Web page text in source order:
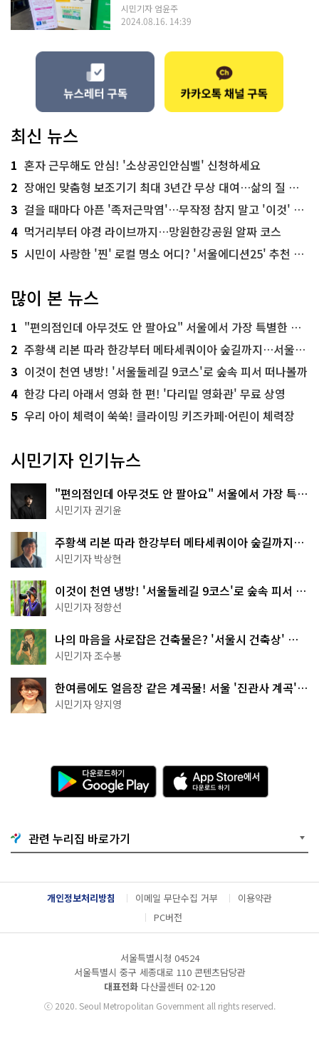
시민기자 엄윤주
2024.08.16. 14:39
최신 뉴스
1 혼자 근무해도 안심! '소상공인안심벨' 신청하세요
2 장애인 맞춤형 보조기기 최대 3년간 무상 대여…삶의 질 높인다
3 걸을 때마다 아픈 '족저근막염'…무작정 참지 말고 '이것' 해보세요!
4 먹거리부터 야경 라이브까지…망원한강공원 알짜 코스
5 시민이 사랑한 '찐' 로컬 명소 어디? '서울에디션25' 추천 코스
많이 본 뉴스
1 "편의점인데 아무것도 안 팔아요" 서울에서 가장 특별한 편의점의 정체
2 주황색 리본 따라 한강부터 메타세쿼이아 숲길까지…서울둘레길 15코스
3 이것이 천연 냉방! '서울둘레길 9코스'로 숲속 피서 떠나볼까
4 한강 다리 아래서 영화 한 편! '다리밑 영화관' 무료 상영
5 우리 아이 체력이 쑥쑥! 클라이밍 키즈카페·어린이 체력장
시민기자 인기뉴스
"편의점인데 아무것도 안 팔아요" 서울에서 가장 특별
한 편의점의 정체
시민기자 권기윤
주황색 리본 따라 한강부터 메타세쿼이아 숲길까지…
서울둘레길 15코스
시민기자 박상현
이것이 천연 냉방! '서울둘레길 9코스'로 숲속 피서 떠
나볼까
시민기자 정향선
나의 마음을 사로잡은 건축물은? '서울시 건축상' 수
상작 공개!
시민기자 조수봉
한여름에도 얼음장 같은 계곡물! 서울 '진관사 계곡'이
천국이네~
시민기자 양지영
다
운
로
기
G
o
g
l
e
A
p
p
e
서
다
운
관련 누리집 바로가기
개인정보처리방침 이메일 무단수집 거부
이용약관
PC버전
서울특별시청 04524
서울특별시 중구 세종대로 110 콘텐츠담당관
대표전화 다산콜센터 02-120
ⓒ2020. Seoul Metropolitan Government all rights reserved.